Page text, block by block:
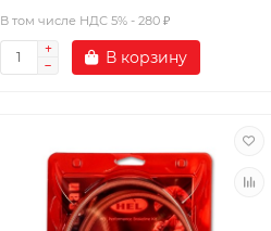
В том числе НДС 5% - 280 ₽
В корзину